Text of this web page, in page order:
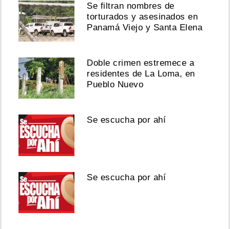
Frenan
en
Panamá
a
que
llevaba
oro
a
Turquía
papeles
Agosto
05,
Se filtran nombres de
torturados y asesinados en
Panamá Viejo y Santa Elena
Doble crimen estremece a
residentes de La Loma, en
Pueblo Nuevo
Se escucha por ahí
Se escucha por ahí